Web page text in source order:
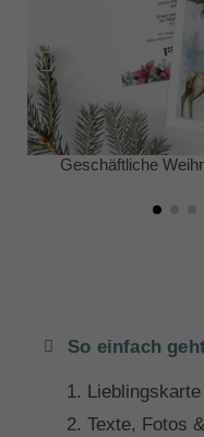
Geschäftliche
So einfach
Texte, Fotos